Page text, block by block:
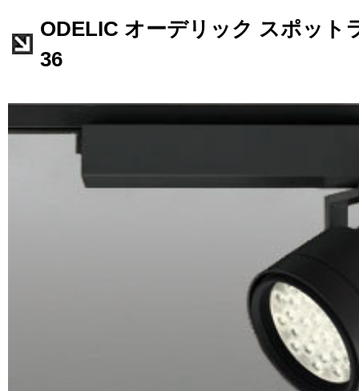
ODELIC オーデリック スポット
36